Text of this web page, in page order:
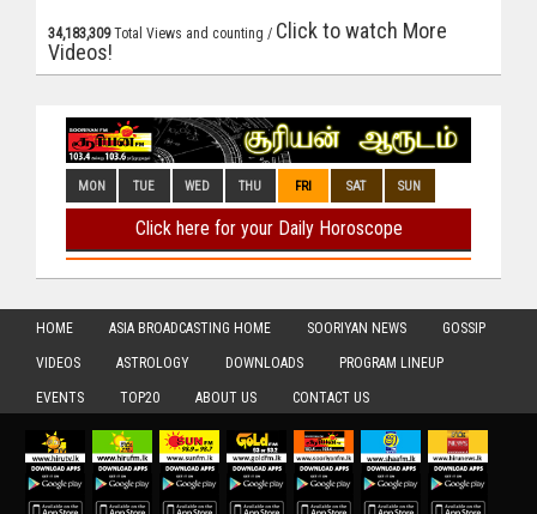
34,183,309Total Views and counting / Click to watch More
Videos!
HOME ASIA BROADCASTING HOME SOORIYAN NEWS GOSSIP
VIDEOS ASTROLOGY DOWNLOADS PROGRAM LINEUP
EVENTS TOP20 ABOUT US CONTACT US